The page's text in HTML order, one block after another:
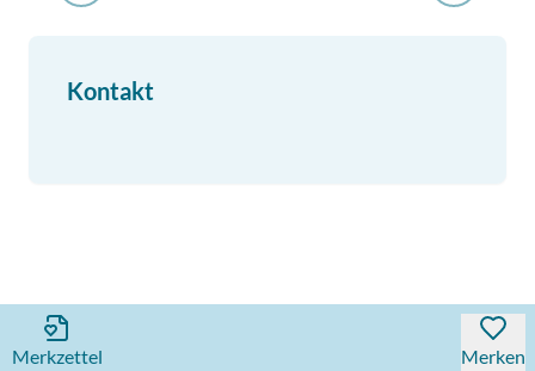
Kontakt
Merkzettel Merken